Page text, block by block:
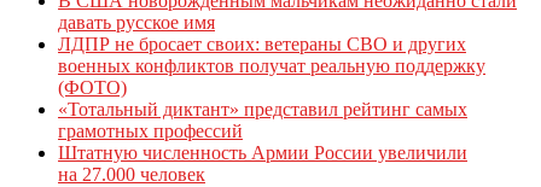
давать русское имя
ЛДПР не бросает своих: ветераны СВО и других
военных конфликтов получат реальную поддержку
(ФОТО)
«Тотальный диктант» представил рейтинг самых
грамотных профессий
Штатную численность Армии России увеличили
на 27.000 человек